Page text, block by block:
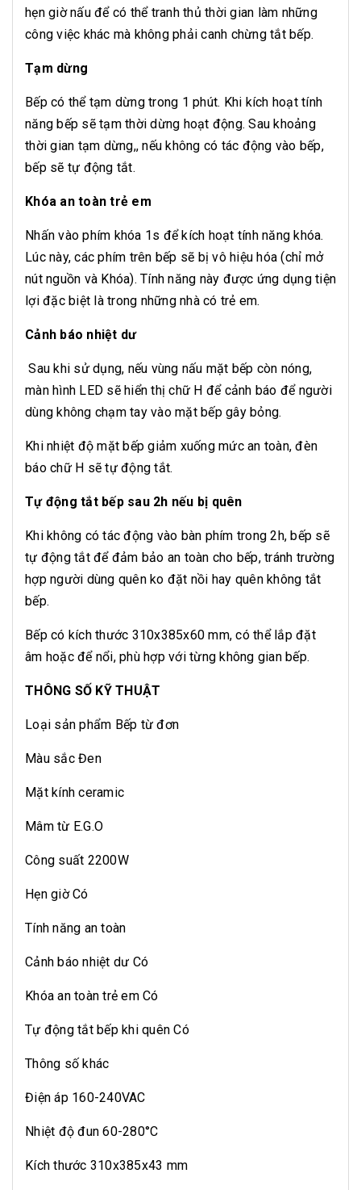
hẹn giờ nấu để có thể tranh thủ thời gian làm những
công việc khác mà không phải canh chừng tắt bếp.
Tạm dừng
Bếp có thể tạm dừng trong 1 phút. Khi kích hoạt tính
năng bếp sẽ tạm thời dừng hoạt động. Sau khoảng
thời gian tạm dừng,, nếu không có tác động vào bếp,
bếp sẽ tự động tắt.
Khóa an toàn trẻ em
Nhấn vào phím khóa 1s để kích hoạt tính năng khóa.
Lúc này, các phím trên bếp sẽ bị vô hiệu hóa (chỉ mở
nút nguồn và Khóa). Tính năng này được ứng dụng tiện
lợi đặc biệt là trong những nhà có trẻ em.
Cảnh báo nhiệt dư
Sau khi sử dụng, nếu vùng nấu mặt bếp còn nóng,
màn hình LED sẽ hiển thị chữ H để cảnh báo để người
dùng không chạm tay vào mặt bếp gây bỏng.
Khi nhiệt độ mặt bếp giảm xuống mức an toàn, đèn
báo chữ H sẽ tự động tắt.
Tự động tắt bếp sau 2h nếu bị quên
Khi không có tác động vào bàn phím trong 2h, bếp sẽ
tự động tắt để đảm bảo an toàn cho bếp, tránh trường
hợp người dùng quên ko đặt nồi hay quên không tắt
bếp.
Bếp có kích thước 310x385x60 mm, có thể lắp đặt
âm hoặc để nổi, phù hợp với từng không gian bếp.
THÔNG SỐ KỸ THUẬT
Loại sản phẩm Bếp từ đơn
Màu sắc Đen
Mặt kính ceramic
Mâm từ E.G.O
Công suất 2200W
Hẹn giờ Có
Tính năng an toàn
Cảnh báo nhiệt dư Có
Khóa an toàn trẻ em Có
Tự động tắt bếp khi quên Có
Thông số khác
Điện áp 160-240VAC
Nhiệt độ đun 60-280°C
Kích thước 310x385x43 mm